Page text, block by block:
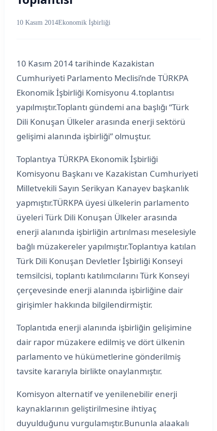
10 Kasım 2014Ekonomik İşbirliği
10 Kasım 2014 tarihinde Kazakistan
Cumhuriyeti Parlamento Meclisi’nde TÜRKPA
Ekonomik İşbirliği Komisyonu 4.toplantısı
yapılmıştır.Toplantı gündemi ana başlığı “Türk
Dili Konuşan Ülkeler arasında enerji sektörü
gelişimi alanında işbirliği” olmuştur.
Toplantıya TÜRKPA Ekonomik İşbirliği
Komisyonu Başkanı ve Kazakistan Cumhuriyeti
Milletvekili Sayın Serikyan Kanayev başkanlık
yapmıştır.TÜRKPA üyesi ülkelerin parlamento
üyeleri Türk Dili Konuşan Ülkeler arasında
enerji alanında işbirliğin artırılması meselesiyle
bağlı müzakereler yapılmıştır.Toplantıya katılan
Türk Dili Konuşan Devletler İşbirliği Konseyi
temsilcisi, toplantı katılımcılarını Türk Konseyi
çerçevesinde enerji alanında işbirliğine dair
girişimler hakkında bilgilendirmiştir.
Toplantıda enerji alanında işbirliğin gelişimine
dair rapor müzakere edilmiş ve dört ülkenin
parlamento ve hükümetlerine gönderilmiş
tavsite kararıyla birlikte onaylanmıştır.
Komisyon alternatif ve yenilenebilir enerji
kaynaklarının geliştirilmesine ihtiyaç
duyulduğunu vurgulamıştır.Bununla alaakalı